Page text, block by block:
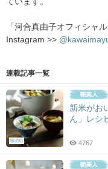
「河合真由子オフィシャ
Instagram >>
連載記事一覧
BLOG
新米がお
ん」レシ
4767